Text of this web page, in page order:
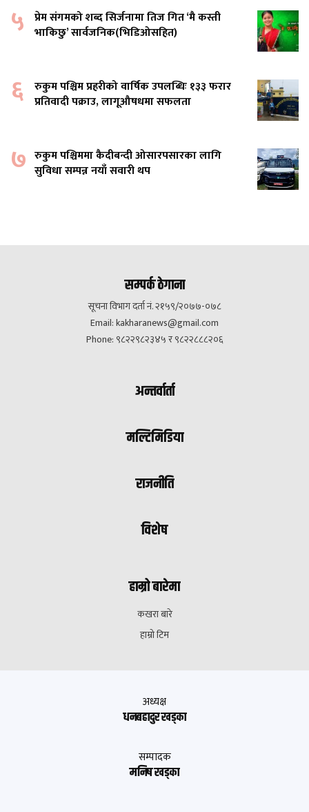
५ प्रेम संगमको शब्द सिर्जनामा तिज गित ‘मै कस्ती
भाकिछु’ सार्वजनिक(भिडिओसहित)
६ रुकुम पश्चिम प्रहरीको वार्षिक उपलब्धिः १३३ फरार
प्रतिवादी पक्राउ, लागूऔषधमा सफलता
७ रुकुम पश्चिममा कैदीबन्दी ओसारपसारका लागि
सुविधा सम्पन्न नयाँ सवारी थप
सम्पर्क ठेगाना
सूचना विभाग दर्ता नं. २१५९/२०७७-०७८
Email:kakharanews@gmail.com
Phone: ९८२२९८२३४५ र ९८२२८८८२०६
अन्तर्वार्ता
मल्टिमिडिया
राजनीति
विशेष
हाम्रो बारेमा
कखरा बारे
हाम्रो टिम
अध्यक्ष
धनबहादुर खड्का
सम्पादक
मनिष खड्का